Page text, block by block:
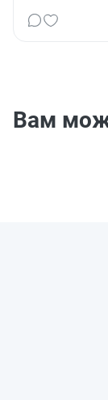
Вам